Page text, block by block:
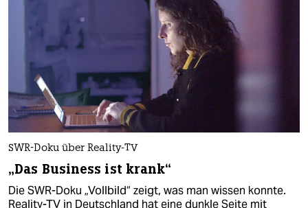
SWR-Doku über Reality-TV
„Das Business ist krank“
Die SWR-Doku „Vollbild“ zeigt, was man wissen konnte.
Reality-TV in Deutschland hat eine dunkle Seite mit